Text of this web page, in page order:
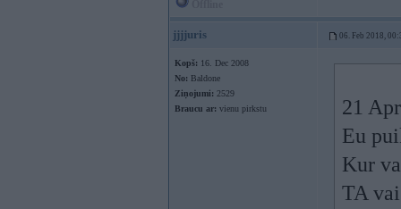
jjjjuris 06. Feb 2018,
Kopš: 16. Dec 2008
No: Baldone
Ziņojumi: 2529
Braucu ar: vienu pirkstu
21
Eu
Kur
TA